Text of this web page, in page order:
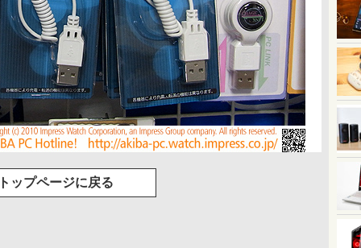
ップページに戻る